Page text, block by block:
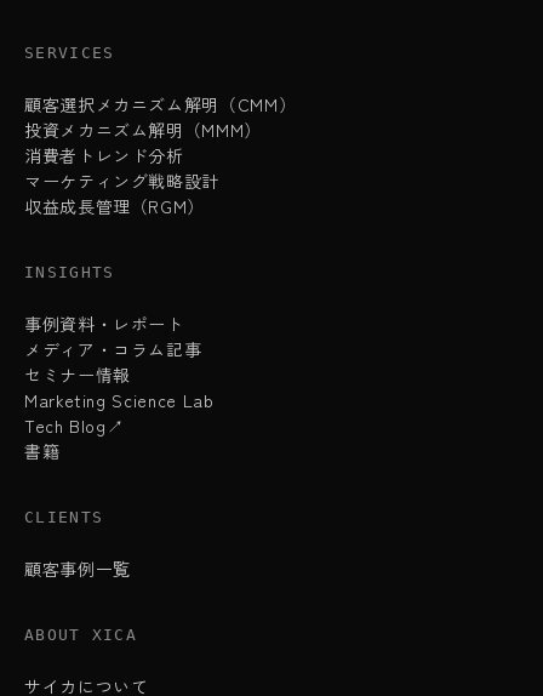
SERVICES
顧客選択メカニズム解明（CMM）
投資メカニズム解明（MMM）
消費者トレンド分析
マーケティング戦略設計
収益成長管理（RGM）
INSIGHTS
事例資料・レポート
メディア・コラム記事
セミナー情報
Marketing Science Lab
Tech Blog↗
書籍
CLIENTS
顧客事例一覧
ABOUT XICA
サイカについて